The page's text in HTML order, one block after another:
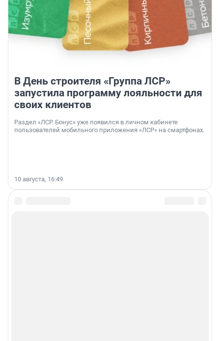
В День строителя «Группа ЛСР»
запустила программу лояльности для
своих клиентов
Раздел «ЛСР. Бонус» уже появился в личном кабинете
пользователей мобильного приложения «ЛСР» на смартфонах.
10 августа, 16:49